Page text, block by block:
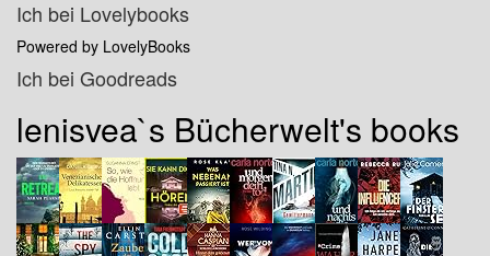
Ich bei Lovelybooks
Powered by LovelyBooks
Ich bei Goodreads
lenisvea`s Bücherwelt's books